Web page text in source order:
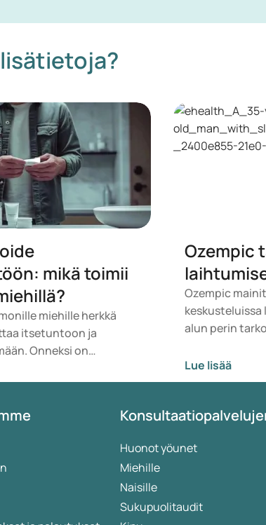
mikä toimii
miehille herkkä
itsetuntoon ja
Onneksi on
kuten
ja voiteita, joita
Ja voiko niitä
ja voiteista
Ozempic
Ozempic
alun perin
valitsee lääkäri
Lue lisää
Huonot yöunet
Miehille
Naisille
Sukupuolitaudit